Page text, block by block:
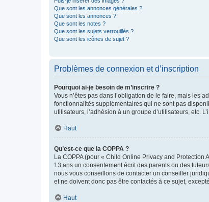
Que sont les annonces générales ?
Que sont les annonces ?
Que sont les notes ?
Que sont les sujets verrouillés ?
Que sont les icônes de sujet ?
Problèmes de connexion et d’inscription
Pourquoi ai-je besoin de m’inscrire ?
Vous n’êtes pas dans l’obligation de le faire, mais les
fonctionnalités supplémentaires qui ne sont pas
utilisateurs, l’adhésion à un groupe d’utilisateurs, etc.
Haut
Qu’est-ce que la COPPA ?
La COPPA (pour « Child Online Privacy and
13 ans un consentement écrit des parents ou des
nous vous conseillons de contacter un conseiller
et ne doivent donc pas être contactés à ce sujet,
Haut